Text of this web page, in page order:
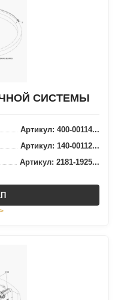
СИСТЕМЫ
Артикул: 400-00114...
Артикул: 140-00112...
Артикул: 2181-1925...